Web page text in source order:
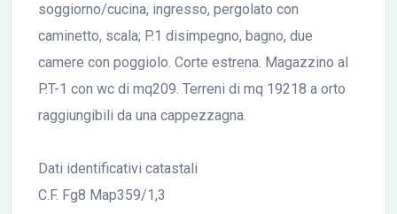
soggiorno/cucina, ingresso, pergolato con
caminetto, scala; P.1 disimpegno, bagno, due
camere con poggiolo. Corte estrena. Magazzino al
P.T-1 con wc di mq209. Terreni di mq 19218 a orto
raggiungibili da una cappezzagna.
Dati identificativi catastali
C.F. Fg8 Map359/1,3